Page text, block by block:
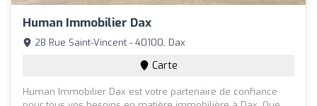
Human Immobilier Dax
28 Rue Saint-Vincent - 40100, Dax
Carte
Human Immobilier Dax est votre partenaire de confiance